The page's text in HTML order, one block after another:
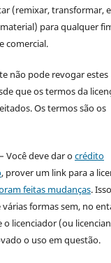
(remixar, transformar,
para qualquer
comercial.
não pode revogar estes
que os termos da
Os termos são os
Você deve dar ocrédito
, prover um link para a
feitas mudanças.
várias formas sem, no
o licenciador (ou
o uso em questão.